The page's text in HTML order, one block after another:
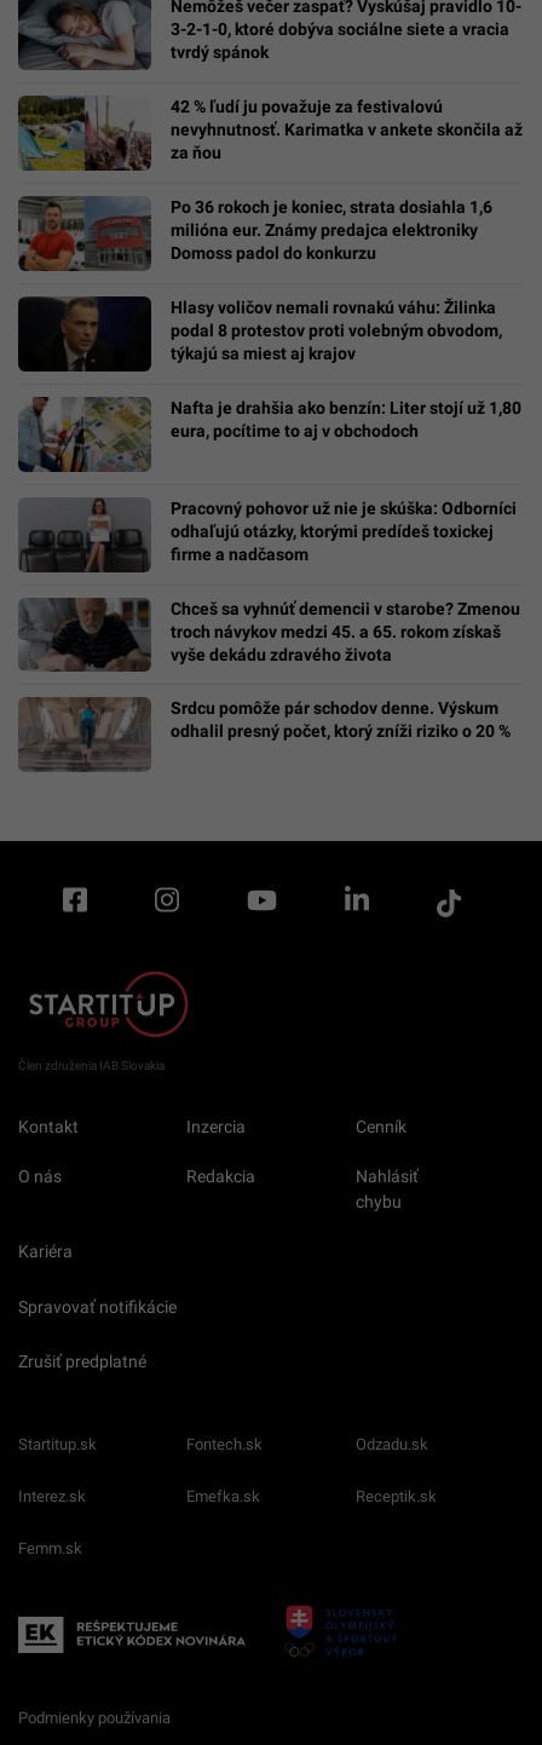
Nemôžeš večer zaspať? Vyskúšaj pravidlo 10-
3-2-1-0, ktoré dobýva sociálne siete a vracia
tvrdý spánok
42 % ľudí ju považuje za festivalovú
nevyhnutnosť. Karimatka v ankete skončila až
za ňou
Po 36 rokoch je koniec, strata dosiahla 1,6
milióna eur. Známy predajca elektroniky
Domoss padol do konkurzu
Hlasy voličov nemali rovnakú váhu: Žilinka
podal 8 protestov proti volebným obvodom,
týkajú sa miest aj krajov
Nafta je drahšia ako benzín: Liter stojí už 1,80
eura, pocítime to aj v obchodoch
Pracovný pohovor už nie je skúška: Odborníci
odhaľujú otázky, ktorými predídeš toxickej
firme a nadčasom
Chceš sa vyhnúť demencii v starobe? Zmenou
troch návykov medzi 45. a 65. rokom získaš
vyše dekádu zdravého života
Srdcu pomôže pár schodov denne. Výskum
odhalil presný počet, ktorý zníži riziko o 20 %
Člen združenia IAB Slovakia
Kontakt Inzercia Cenník
O nás Redakcia
Nahlásiť
chybu
Kariéra
Spravovať notifikácie
Zrušiť predplatné
Startitup.sk Fontech.sk Odzadu.sk
Interez.sk Emefka.sk Receptik.sk
Femm.sk
Podmienky používania